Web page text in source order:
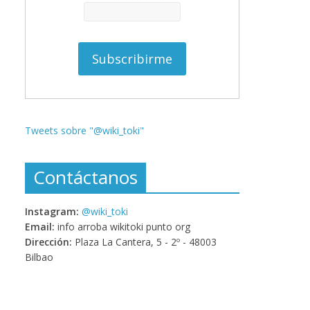
Tweets sobre "@wiki_toki"
Contáctanos
Instagram: @wiki_toki
Email: info arroba wikitoki punto org
Dirección: Plaza La Cantera, 5 - 2º - 48003
Bilbao